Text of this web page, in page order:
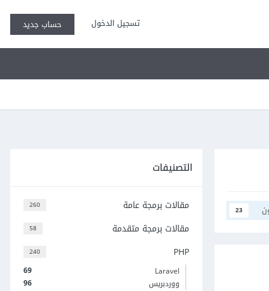
تسجيل الدخول حساب جديد
23
التصنيفات
260 مقالات برمجة عامة
58 مقالات برمجة متقدمة
240 PHP
69
Laravel
96
ووردبريس